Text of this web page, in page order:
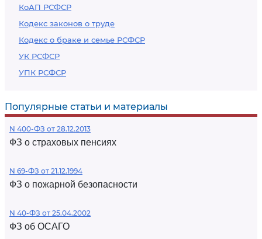
КоАП РСФСР
Кодекс законов о труде
Кодекс о браке и семье РСФСР
УК РСФСР
УПК РСФСР
Популярные статьи и материалы
N 400-ФЗ от 28.12.2013
ФЗ о страховых пенсиях
N 69-ФЗ от 21.12.1994
ФЗ о пожарной безопасности
N 40-ФЗ от 25.04.2002
ФЗ об ОСАГО